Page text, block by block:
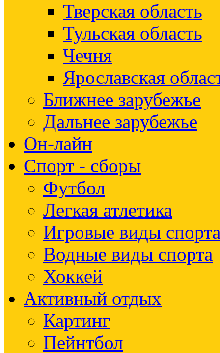
Тверская область
Тульская область
Чечня
Ярославская
Ближнее зарубежье
Дальнее зарубежье
Он-лайн
Спорт - сборы
Футбол
Легкая атлетика
Игровые виды спорта
Водные виды спорта
Хоккей
Активный отдых
Картинг
Пейнтбол